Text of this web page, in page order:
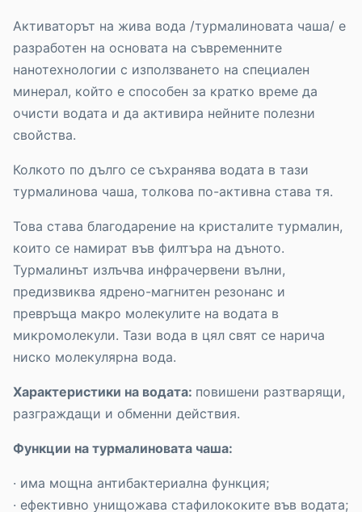
Активаторът на жива вода /турмалиновата чаша/ е
разработен на основата на съвременните
нанотехнологии с използването на специален
минерал, който е способен за кратко време да
очисти водата и да активира нейните полезни
свойства.
Колкото по дълго се съхранява водата в тази
турмалинова чаша, толкова по-активна става тя.
Това става благодарение на кристалите турмалин,
които се намират във филтъра на дъното.
Турмалинът излъчва инфрачервени вълни,
предизвиква ядрено-магнитен резонанс и
превръща макро молекулите на водата в
микромолекули. Тази вода в цял свят се нарича
ниско молекулярна вода.
Характеристики на водата: повишени разтварящи,
разграждащи и обменни действия.
Функции на турмалиновата чаша:
· има мощна антибактериална функция;
· ефективно унищожава стафилококите във водата;